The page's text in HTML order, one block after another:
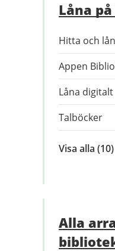
Låna
Hitta och
Appen
Låna digitalt
Talböcker
Visa alla inom
(10)
Alla